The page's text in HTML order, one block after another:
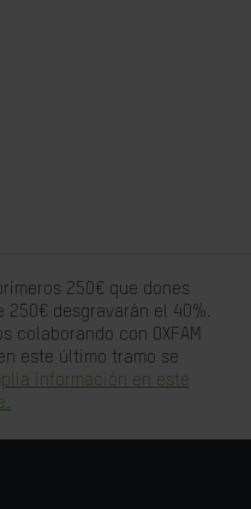
250€ que dones
250€ desgravarán el 40%.
colaborando con OXFAM
en este último tramo se
información en este